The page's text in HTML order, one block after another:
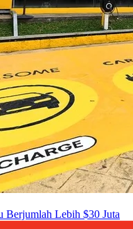
Berjumlah Lebih $30 Juta